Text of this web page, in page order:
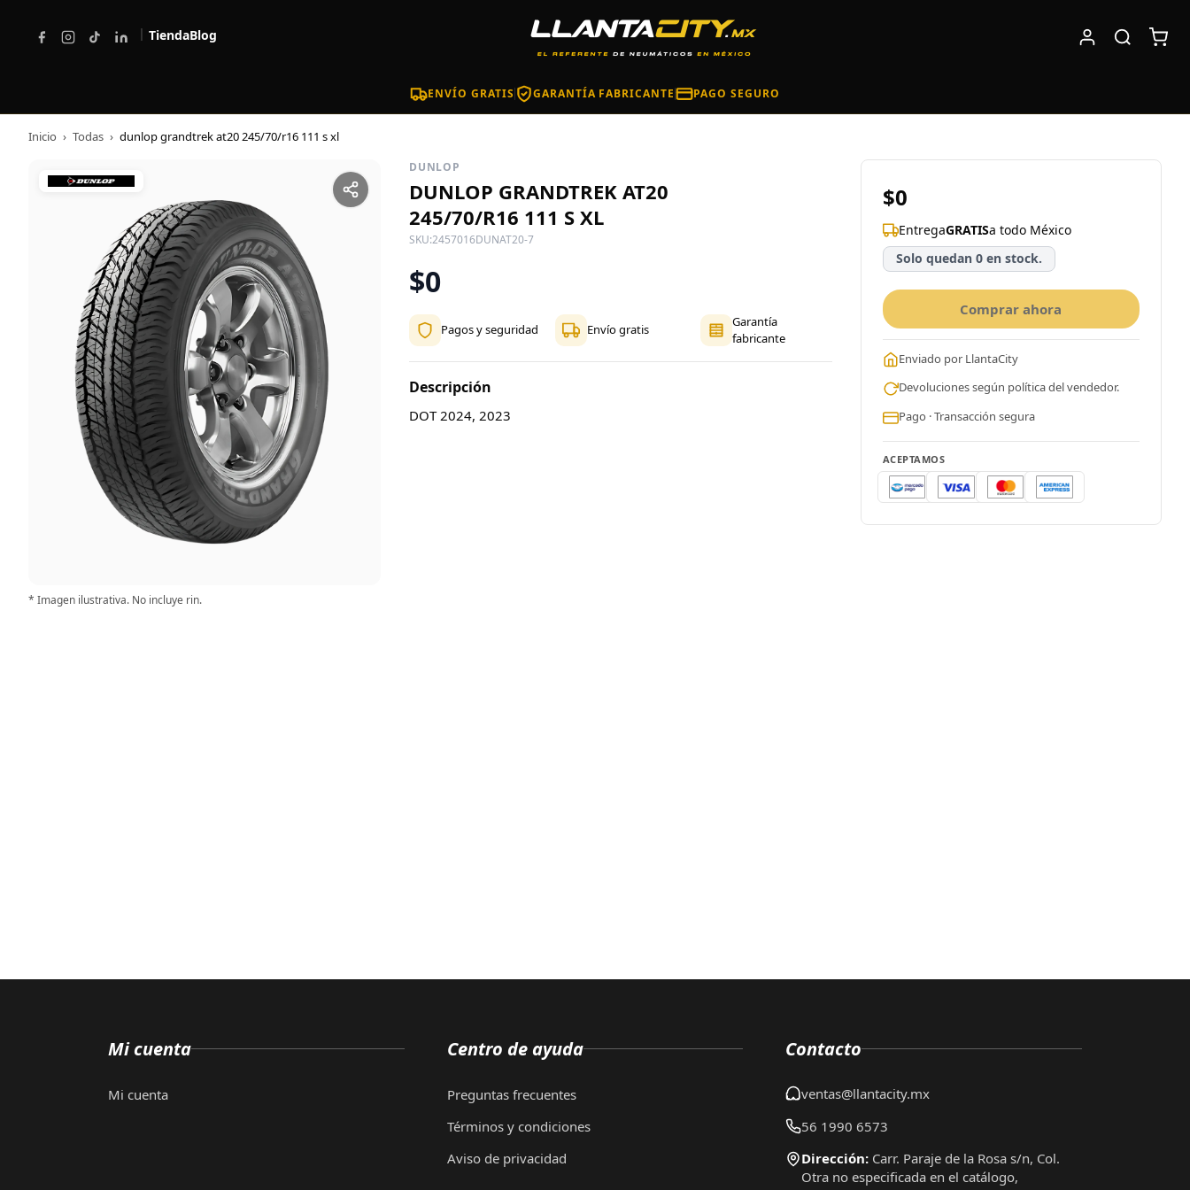
| TiendaBlog
ENVÍO GRATIS GARANTÍA FABRICANTE PAGO SEGURO
Inicio › Todas › dunlop grandtrek at20 245/70/r16 111 s xl
* Imagen ilustrativa. No incluye rin.
DUNLOP
DUNLOP GRANDTREK AT20
245/70/R16 111 S XL
SKU:2457016DUNAT20-7
$0
Pagos y seguridad Envío gratis
Garantía
fabricante
Descripción
DOT 2024, 2023
$0
EntregaGRATISa todo México
Solo quedan 0 en stock.
Comprar ahora
Enviado por LlantaCity
Devoluciones según política del vendedor.
Pago · Transacción segura
ACEPTAMOS
Mi cuenta
Mi cuenta
Centro de ayuda
Preguntas frecuentes
Términos y condiciones
Aviso de privacidad
Contacto
ventas@llantacity.mx
56 1990 6573
Dirección: Carr. Paraje de la Rosa s/n, Col.
Otra no especificada en el catálogo,